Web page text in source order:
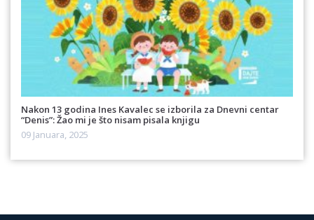
Nakon 13 godina Ines Kavalec se izborila za Dnevni centar
“Denis”: Žao mi je što nisam pisala knjigu
09 Januara, 2025